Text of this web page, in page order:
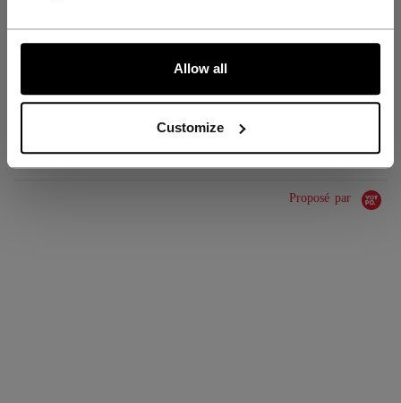
Allow all
Customize
ALLONS-Y !
COLLECTION
ATH
ÉVALUATIONS
Proposé par